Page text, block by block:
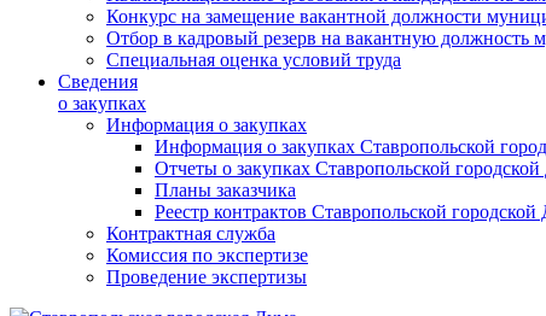
Конкурс на замещение вакантной должности
Отбор в кадровый резерв на вакантную должность
Специальная оценка условий труда
Сведения
о закупках
Информация о закупках
Информация о закупках Ставропольской
Отчеты о закупках Ставропольской
Планы заказчика
Реестр контрактов Ставропольской
Контрактная служба
Комиссия по экспертизе
Проведение экспертизы